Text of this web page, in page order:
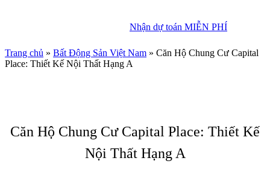
Nhận dự toán MIỄN PHÍ
Trang chủ » Bất Động Sản Việt Nam » Căn Hộ Chung Cư Capital
Place: Thiết Kế Nội Thất Hạng A
Căn Hộ Chung Cư Capital Place: Thiết Kế
Nội Thất Hạng A